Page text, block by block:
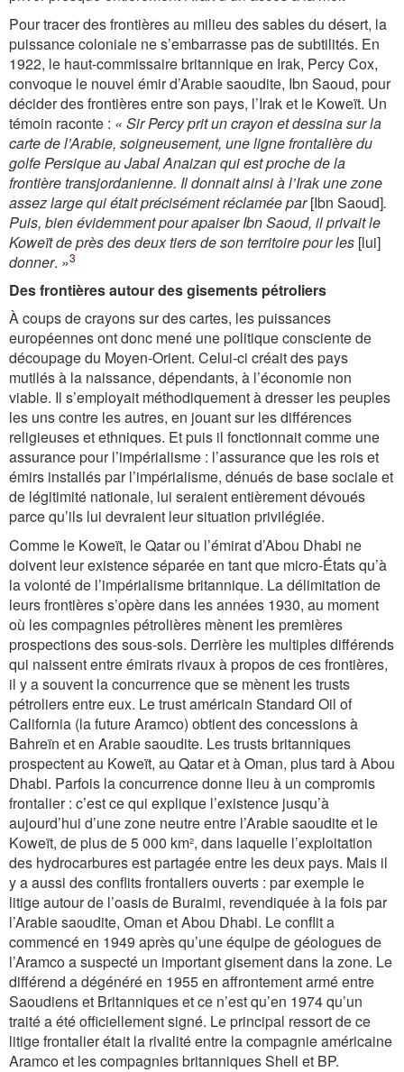
Pour tracer des frontières au milieu des sables du désert, la
puissance coloniale ne s’embarrasse pas de subtilités. En
1922, le haut-commissaire britannique en Irak, Percy Cox,
convoque le nouvel émir d’Arabie saoudite, Ibn Saoud, pour
décider des frontières entre son pays, l’Irak et le Koweït. Un
témoin raconte : « Sir Percy prit un crayon et dessina sur la
carte de l’Arabie, soigneusement, une ligne frontalière du
golfe Persique au Jabal Anaizan qui est proche de la
frontière transjordanienne. Il donnait ainsi à l’Irak une zone
assez large qui était précisément réclamée par[Ibn Saoud].
Puis, bien évidemment pour apaiser Ibn Saoud, il privait le
Koweït de près des deux tiers de son territoire pour les [lui]
donner. »3
Des frontières autour des gisements pétroliers
À coups de crayons sur des cartes, les puissances
européennes ont donc mené une politique consciente de
découpage du Moyen-Orient. Celui-ci créait des pays
mutilés à la naissance, dépendants, à l’économie non
viable. Il s’employait méthodiquement à dresser les peuples
les uns contre les autres, en jouant sur les différences
religieuses et ethniques. Et puis il fonctionnait comme une
assurance pour l’impérialisme : l’assurance que les rois et
émirs installés par l’impérialisme, dénués de base sociale et
de légitimité nationale, lui seraient entièrement dévoués
parce qu’ils lui devraient leur situation privilégiée.
Comme le Koweït, le Qatar ou l’émirat d’Abou Dhabi ne
doivent leur existence séparée en tant que micro-États qu’à
la volonté de l’impérialisme britannique. La délimitation de
leurs frontières s’opère dans les années 1930, au moment
où les compagnies pétrolières mènent les premières
prospections des sous-sols. Derrière les multiples différends
qui naissent entre émirats rivaux à propos de ces frontières,
il y a souvent la concurrence que se mènent les trusts
pétroliers entre eux. Le trust américain Standard Oil of
California (la future Aramco) obtient des concessions à
Bahreïn et en Arabie saoudite. Les trusts britanniques
prospectent au Koweït, au Qatar et à Oman, plus tard à Abou
Dhabi. Parfois la concurrence donne lieu à un compromis
frontalier : c’est ce qui explique l’existence jusqu’à
aujourd’hui d’une zone neutre entre l’Arabie saoudite et le
Koweït, de plus de 5 000 km², dans laquelle l’exploitation
des hydrocarbures est partagée entre les deux pays. Mais il
y a aussi des conflits frontaliers ouverts : par exemple le
litige autour de l’oasis de Buraimi, revendiquée à la fois par
l’Arabie saoudite, Oman et Abou Dhabi. Le conflit a
commencé en 1949 après qu’une équipe de géologues de
l’Aramco a suspecté un important gisement dans la zone. Le
différend a dégénéré en 1955 en affrontement armé entre
Saoudiens et Britanniques et ce n’est qu’en 1974 qu’un
traité a été officiellement signé. Le principal ressort de ce
litige frontalier était la rivalité entre la compagnie américaine
Aramco et les compagnies britanniques Shell et BP.